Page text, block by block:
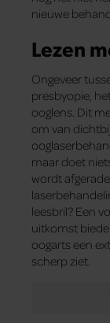
nieuwe
Lezen
Ongeveer
presbyopie,
ooglens. Dit
om van
maar doet
wordt
leesbril? Een
uitkomst
oogarts een
scherp ziet.